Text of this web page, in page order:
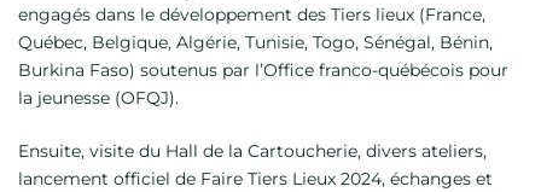
engagés dans le développement des Tiers lieux (France,
Québec, Belgique, Algérie, Tunisie, Togo, Sénégal, Bénin,
Burkina Faso) soutenus par l’Office franco-québécois pour
la jeunesse (OFQJ).
Ensuite, visite du Hall de la Cartoucherie, divers ateliers,
lancement officiel de Faire Tiers Lieux 2024, échanges et